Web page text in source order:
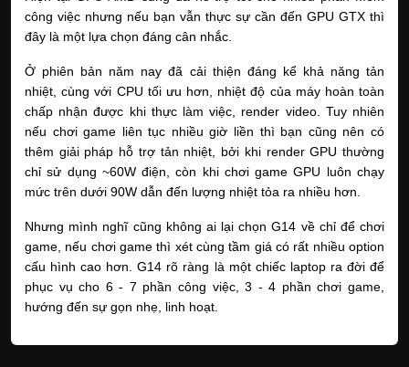
công việc nhưng nếu bạn vẫn thực sự cần đến GPU GTX thì
đây là một lựa chọn đáng cân nhắc.
Ở phiên bản năm nay đã cải thiện đáng kể khả năng tản
nhiệt, cùng với CPU tối ưu hơn, nhiệt độ của máy hoàn toàn
chấp nhận được khi thực làm việc, render video. Tuy nhiên
nếu chơi game liên tục nhiều giờ liền thì bạn cũng nên có
thêm giải pháp hỗ trợ tản nhiệt, bởi khi render GPU thường
chỉ sử dụng ~60W điện, còn khi chơi game GPU luôn chạy
mức trên dưới 90W dẫn đến lượng nhiệt tỏa ra nhiều hơn.
Nhưng mình nghĩ cũng không ai lại chọn G14 về chỉ để chơi
game, nếu chơi game thì xét cùng tầm giá có rất nhiều option
cấu hình cao hơn. G14 rõ ràng là một chiếc laptop ra đời để
phục vụ cho 6 - 7 phần công việc, 3 - 4 phần chơi game,
hướng đến sự gọn nhẹ, linh hoạt.